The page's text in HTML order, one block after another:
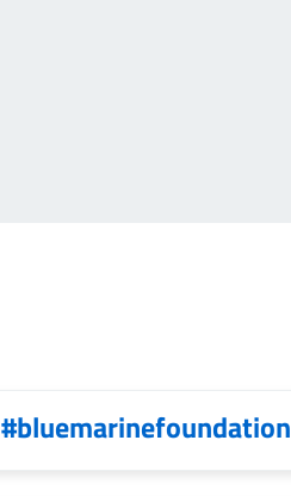
#bluemarinefoundation